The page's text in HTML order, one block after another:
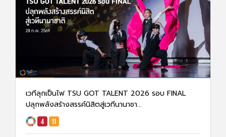
เวทีลุกเป็นไฟ TSU GOT TALENT 2026 รอบ FINAL
ปลุกพลังสร้างสรรค์นิสิตสู่เวทีนานาชา...